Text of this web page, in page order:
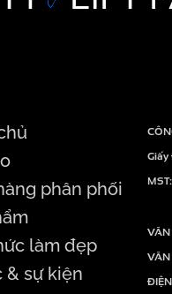
phân phối
làm đẹp
& sự kiện
MST:
VĂN
VĂN